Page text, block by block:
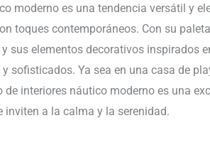
moderno es una tendencia versátil y
toques contemporáneos. Con su
sus elementos decorativos inspirados
sofisticados. Ya sea en una casa de
de interiores náutico moderno es una
inviten a la calma y la serenidad.